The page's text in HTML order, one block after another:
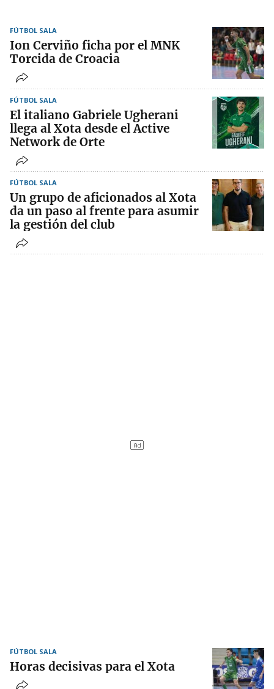
FÚTBOL SALA
Ion Cerviño ficha por el MNK
Torcida de Croacia
FÚTBOL SALA
El italiano Gabriele Ugherani
llega al Xota desde el Active
Network de Orte
FÚTBOL SALA
Un grupo de aficionados al Xota
da un paso al frente para asumir
la gestión del club
FÚTBOL SALA
Horas decisivas para el Xota